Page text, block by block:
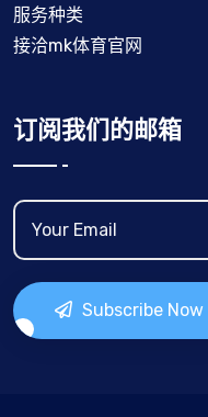
服务种类
接洽mk体育官网
订阅我们的邮箱
Subscribe Now